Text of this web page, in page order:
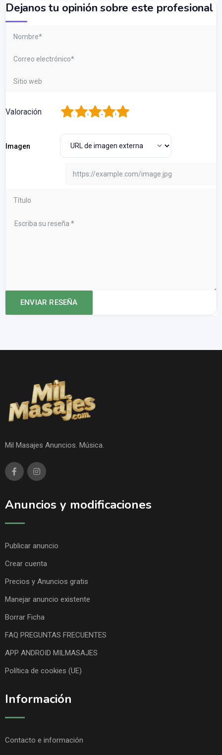
Dejanos tu opinión sobre este profesional
Valoración 5
4
3
2
Imagen
Mil Masajes Anuncios. Música.
Anuncios y modificaciones
Publicar anuncio
Crear cuenta
Precios y Anuncios gratis
Manejar anuncio existente
Borrar Ficha
FAQ PREGUNTAS FRECUENTES
APP ANDROID MILMASAJES
Política de cookies (UE)
Información
Contacto e información